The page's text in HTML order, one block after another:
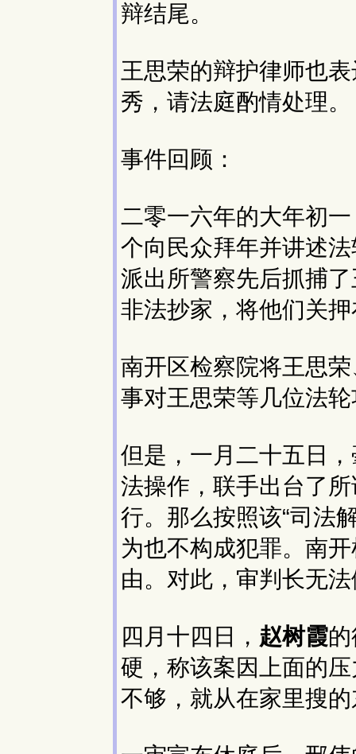
辩结尾。
王思荣的辩护律师也
秀，请法庭酌情处理。
事件回顾：
二零一六年的大年初
个向民众拜年并讲述
派出所警察先后抓捕
非法抄家，将他们关
南开区检察院将王思
事对王思荣等几位法
但是，一月二十五日
法操作，联手出台了
行。那么按照该“司法
为也不构成犯罪。南
由。对此，审判长无
四月十四日， 赵树霞
硬，称该案因上面的
不够，就从在家里搜